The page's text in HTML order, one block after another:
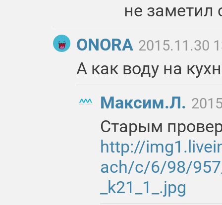
не заметил
ONORA 2015.11.30
А как воду на
Максим.Л.
Старым
http://
ach/c/6/98/
_k21_1_.jpg